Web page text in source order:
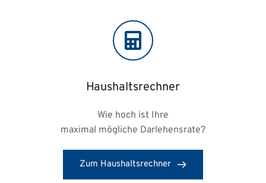
Haushaltsrechner
Wie hoch ist Ihre
maximal mögliche Darlehensrate?
Zum Haushaltsrechner